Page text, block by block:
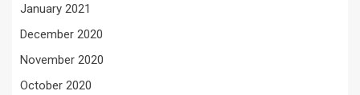
January 2021
December 2020
November 2020
October 2020